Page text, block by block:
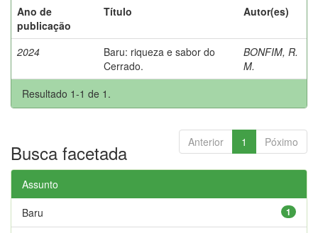
Ano de
publicação
Título Autor(es)
2024
Baru: riqueza e sabor do
Cerrado.
BONFIM, R.
M.
Resultado 1-1 de 1.
Anterior 1 Póximo
Busca facetada
Assunto
1
Baru